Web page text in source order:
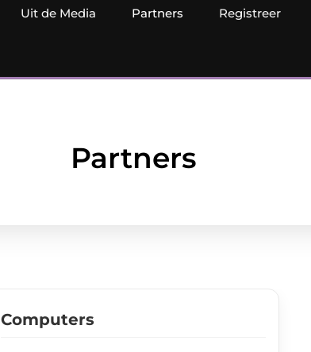
Uit de Media Partners Registreer
Partners
Computers